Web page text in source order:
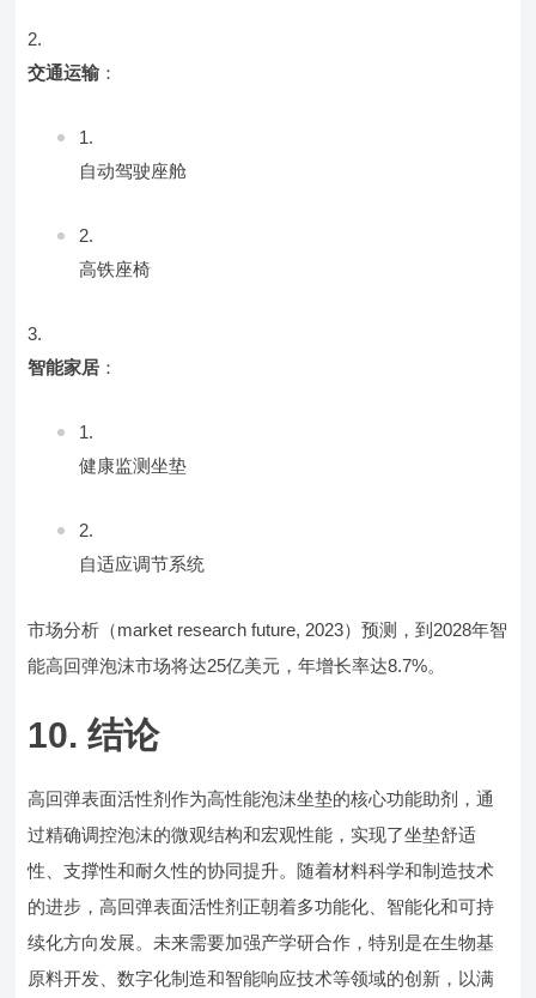
交通运输 ：
自动驾驶座舱
高铁座椅
智能家居 ：
健康监测坐垫
自适应调节系统
市场分析（market research future, 2023）预测，到2028年智
能高回弹泡沫市场将达25亿美元，年增长率达8.7%。
10. 结论
高回弹表面活性剂作为高性能泡沫坐垫的核心功能助剂，通
过精确调控泡沫的微观结构和宏观性能，实现了坐垫舒适
性、支撑性和耐久性的协同提升。随着材料科学和制造技术
的进步，高回弹表面活性剂正朝着多功能化、智能化和可持
续化方向发展。未来需要加强产学研合作，特别是在生物基
原料开发、数字化制造和智能响应技术等领域的创新，以满